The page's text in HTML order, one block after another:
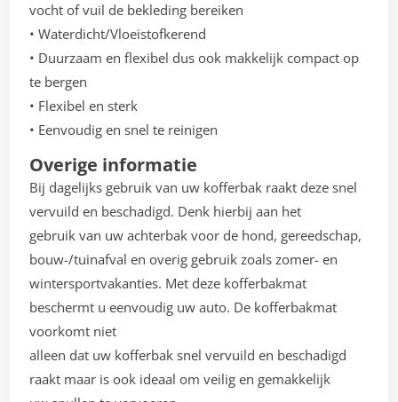
vocht of vuil de bekleding bereiken
• Waterdicht/Vloeistofkerend
• Duurzaam en flexibel dus ook makkelijk compact op
te bergen
• Flexibel en sterk
• Eenvoudig en snel te reinigen
Overige informatie
Bij dagelijks gebruik van uw kofferbak raakt deze snel
vervuild en beschadigd. Denk hierbij aan het
gebruik van uw achterbak voor de hond, gereedschap,
bouw-/tuinafval en overig gebruik zoals zomer- en
wintersportvakanties. Met deze kofferbakmat
beschermt u eenvoudig uw auto. De kofferbakmat
voorkomt niet
alleen dat uw kofferbak snel vervuild en beschadigd
raakt maar is ook ideaal om veilig en gemakkelijk